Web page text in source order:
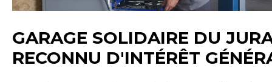
GARAGE SOLIDAIRE DU
RECONNU D'INTÉRÊT